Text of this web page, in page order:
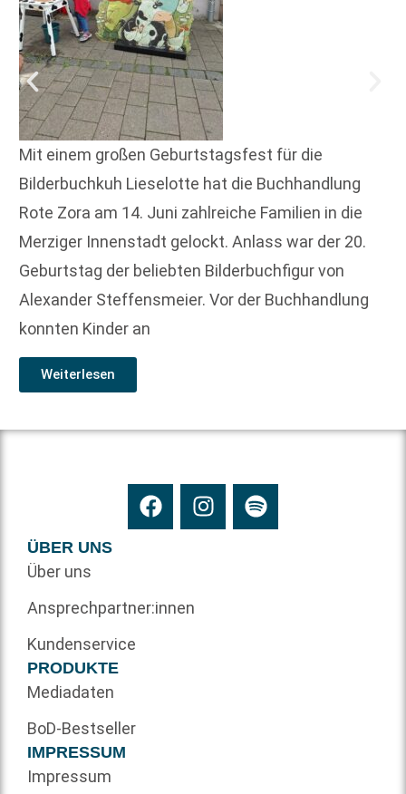
Mit einem großen Geburtstagsfest für die
Bilderbuchkuh Lieselotte hat die Buchhandlung
Rote Zora am 14. Juni zahlreiche Familien in die
Merziger Innenstadt gelockt. Anlass war der 20.
Geburtstag der beliebten Bilderbuchfigur von
Alexander Steffensmeier. Vor der Buchhandlung
konnten Kinder an
Weiterlesen
ÜBER UNS
Über uns
Ansprechpartner:innen
Kundenservice
PRODUKTE
Mediadaten
BoD-Bestseller
IMPRESSUM
Impressum